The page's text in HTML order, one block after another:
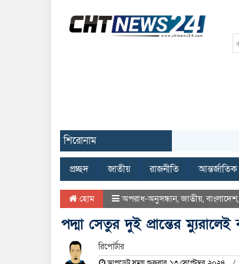
শিরোনাম
প্রচ্ছদ জাতীয় রাজনীতি আন্তর্জাতিক
হোম অপরাধ-অনুসন্ধান,জাতীয়,বাংলাদেশ
পদ্মা সেতুর দুই প্রান্তের
রিপোর্টার